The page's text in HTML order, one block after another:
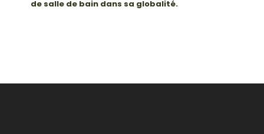
de salle de bain dans sa globalité.